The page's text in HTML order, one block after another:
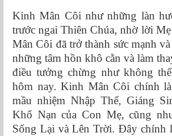
Kinh Mân Côi như những làn
trước ngai Thiên Chúa, nhờ lời
Mân Côi đã trở thành sức mạnh
những tâm hồn khô cằn và làm
điều tưởng chừng như không
hôm nay. Kinh Mân Côi chính
mầu nhiệm Nhập Thể, Giáng
Khổ Nạn của Con Mẹ, cũng
Sống Lại và Lên Trời. Đây chính